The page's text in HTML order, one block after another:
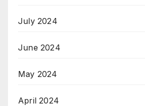
July 2024
June 2024
May 2024
April 2024